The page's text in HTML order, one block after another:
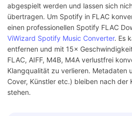
abgespielt werden und lassen sich
übertragen. Um Spotify in FLAC
einen professionellen Spotify FLAC
ViWizard Spotify Music Converter. Es
entfernen und mit 15×
FLAC, AIFF, M4B, M4A verlustfrei
Klangqualität zu verlieren. Metadaten
Cover, Künstler etc.) bleiben nach der
stehen.